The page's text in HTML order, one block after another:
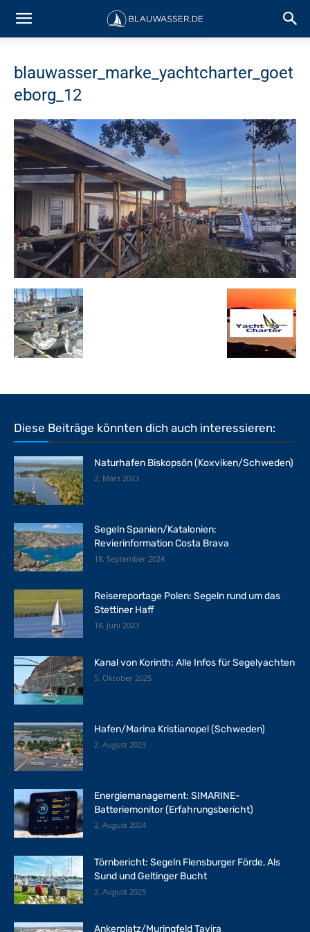
blauwasser_marke_yachtcharter_goet
eborg_12
Diese Beiträge könnten dich auch interessieren:
Naturhafen Biskopsön (Koxviken/Schweden)
2. März 2023
Segeln Spanien/Katalonien:
Revierinformation Costa Brava
18. September 2024
Reisereportage Polen: Segeln rund um das
Stettiner Haff
18. Juni 2023
Kanal von Korinth: Alle Infos für Segelyachten
5. Oktober 2025
Hafen/Marina Kristianopel (Schweden)
2. August 2023
Energiemanagement: SIMARINE-
Batteriemonitor (Erfahrungsbericht)
2. August 2024
Törnbericht: Segeln Flensburger Förde, Als
Sund und Geltinger Bucht
2. August 2025
Ankerplatz/Muringfeld Tavira